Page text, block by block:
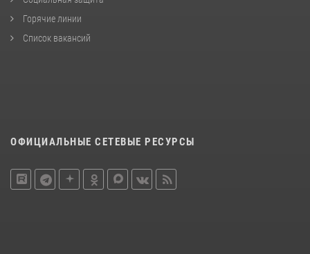
Горячие линии
Список вакансий
ОФИЦИАЛЬНЫЕ СЕТЕВЫЕ РЕСУРСЫ